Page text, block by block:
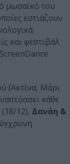
μωσαϊκό του
εστιάζουν
και φεστιβάλ
(Ακτίνα, Μάρι
κάθε
(18/12), Δανάη &